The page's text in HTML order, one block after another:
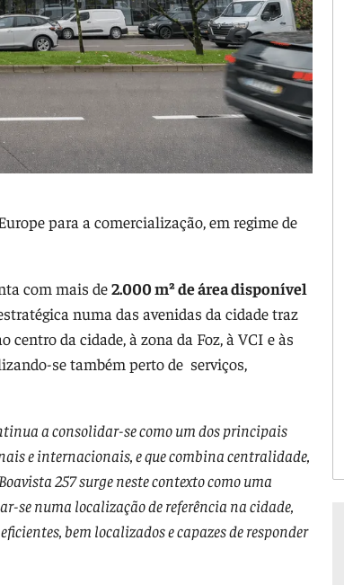
para a comercialização, em regime de
com mais de2.000 m² de área disponível
numa das avenidas da cidade traz
da cidade, à zona da Foz, à VCI e às
se também perto de serviços,
a consolidar-se como um dos principais
e internacionais, e que combina centralidade,
257 surge neste contexto como uma
se numa localização de referência na cidade,
bem localizados e capazes de responder